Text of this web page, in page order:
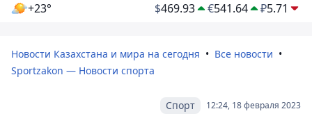
+23° $469.93 €541.64 ₽5.71
Новости Казахстана и мира на сегодня
Все новости
Sportzakon — Новости спорта
12:24, 18 февраля 2023
Спорт